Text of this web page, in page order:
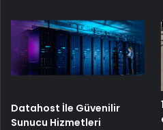
Datahost İle Güvenilir
Sunucu Hizmetleri